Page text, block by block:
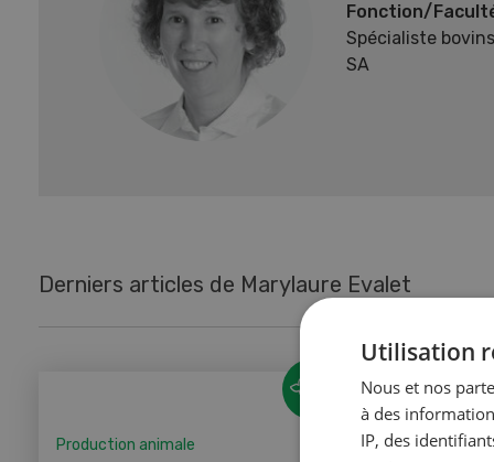
Fonction/
Spécialiste
SA
Derniers articles de Marylaure Evalet
Production animale
Utilisation
Nous et nos
à des
IP, des